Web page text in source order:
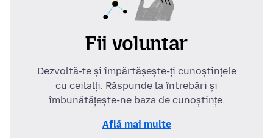
Fii voluntar
Dezvoltă-te și împărtășește-ți cunoștințele
cu ceilalți. Răspunde la întrebări și
îmbunătățește-ne baza de cunoștințe.
Află mai multe